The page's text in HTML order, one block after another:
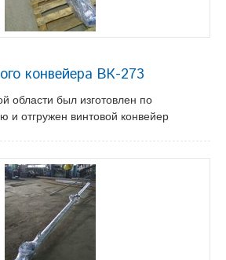
конвейера ВК-273
области был изготовлен по
и отгружен винтовой конвейер